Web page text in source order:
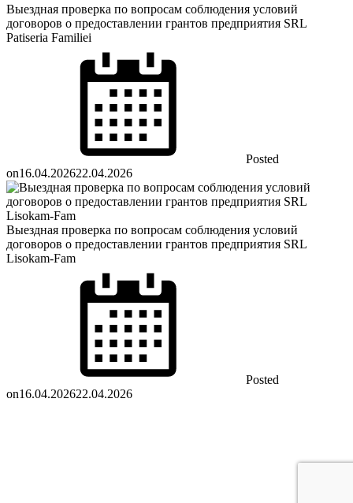
Выездная проверка по вопросам соблюдения условий
договоров о предоставлении грантов предприятия SRL
Patiseria Familiei
Posted
on16.04.202622.04.2026
Выездная проверка по вопросам соблюдения условий
договоров о предоставлении грантов предприятия SRL
Lisokam-Fam
Posted
on16.04.202622.04.2026